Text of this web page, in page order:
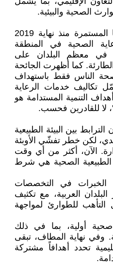
الصحية والبيئية.
ولفت إلى أن جائحة كورونا المستمرة منذ نهاية 2019
الصحية في المنطقة
في معظم البلدان على
كما أظهرت الجائحة
الناس فقط باستهداف
تكاليف خدمات الرعاية
التنمية المستدامة هو
لا للقادرين فحسب.
الترابط بين البيئة الطبيعية
لكن خطر تفشّي الأوبئة
الآن، أكثر من أي وقت
الطبيعية الصحية هي شرط
الخبرات في التخصصات
البلدان العربية، مع تكثيف
التأهب للطوارئ لمواجهة
أولية، بما في ذلك
وفي نهاية المطاف، تبقى
تحدد أهدافاً مشتركة